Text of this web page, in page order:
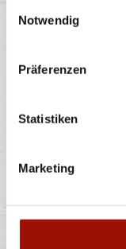
Notwendig
Präferenzen
Statistiken
Marketing
Alle Preise in €. Alle
Verwendete
Produkten
** Informationen zu
Hersteller finden Sie
1 - mit Farbstoffen 2 -
zur Angabe 13 -